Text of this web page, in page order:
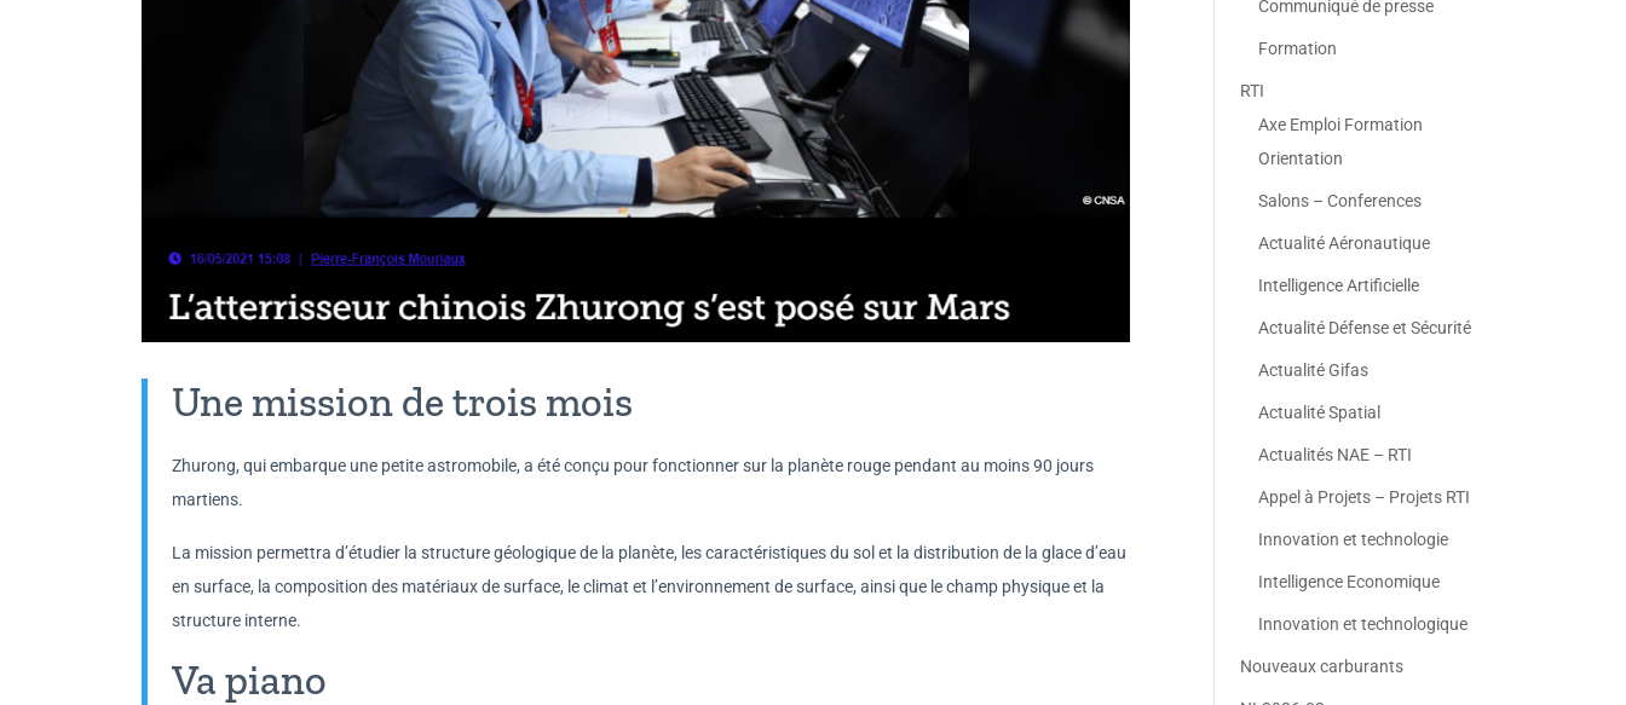
Une mission de trois mois
Zhurong, qui embarque une petite astromobile, a été conçu pour fonctionner sur la planète rouge pendant au moins 90 jours
martiens.
La mission permettra d’étudier la structure géologique de la planète, les caractéristiques du sol et la distribution de la glace d’eau
en surface, la composition des matériaux de surface, le climat et l’environnement de surface, ainsi que le champ physique et la
structure interne.
Va piano
Communiqué de presse
Formation
RTI
Axe Emploi Formation
Orientation
Salons – Conferences
Actualité Aéronautique
Intelligence Artificielle
Actualité Défense et Sécurité
Actualité Gifas
Actualité Spatial
Actualités NAE – RTI
Appel à Projets – Projets RTI
Innovation et technologie
Intelligence Economique
Innovation et technologique
Nouveaux carburants